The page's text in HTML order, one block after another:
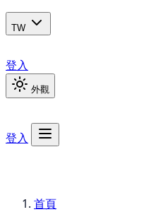
TW
登入
外觀
登入
首頁